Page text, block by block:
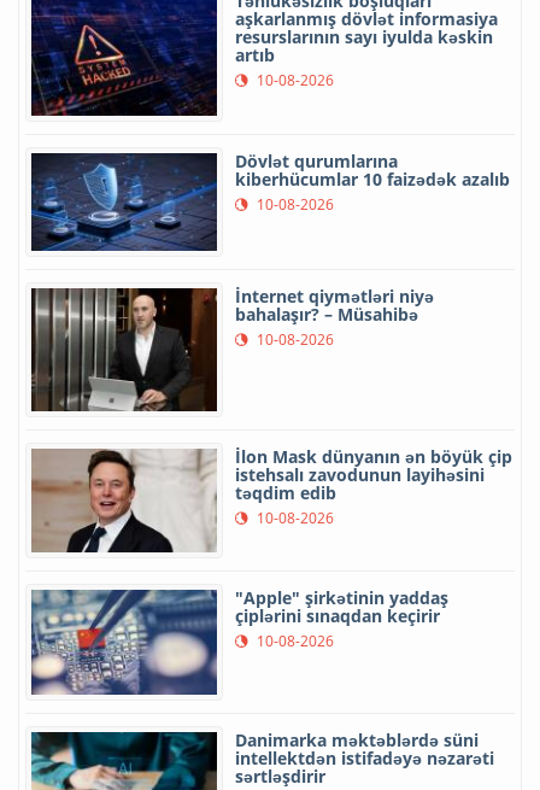
aşkarlanmış dövlət informasiya
resurslarının sayı iyulda kəskin
artıb
10-08-2026
Dövlət qurumlarına
kiberhücumlar 10 faizədək azalıb
10-08-2026
İnternet qiymətləri niyə
bahalaşır? – Müsahibə
10-08-2026
İlon Mask dünyanın ən böyük çip
istehsalı zavodunun layihəsini
təqdim edib
10-08-2026
"Apple" şirkətinin yaddaş
çiplərini sınaqdan keçirir
10-08-2026
Danimarka məktəblərdə süni
intellektdən istifadəyə nəzarəti
sərtləşdirir